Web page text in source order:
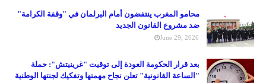
محامو المغرب ينتفضون أمام البرلمان في "وقفة الكرامة"
ضد مشروع القانون الجديد
June 29, 2026
بعد قرار الحكومة العودة إلى توقيت "غرينيتش": حملة
"الساعة القانونية" تعلن نجاح مهمتها وتفكيك لجنتها الوطنية